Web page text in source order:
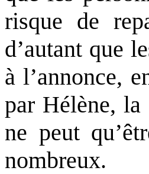
risque de
d’autant que
à l’annonce,
par Hélène, la
ne peut
nombreux.